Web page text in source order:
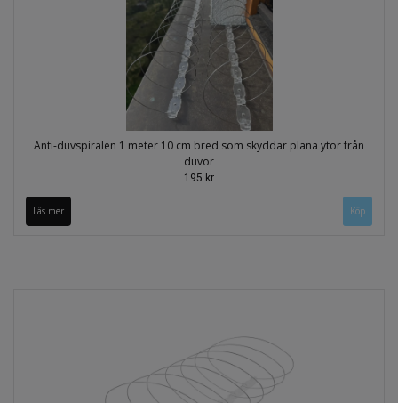
Anti-duvspiralen 1 meter 10 cm bred som skyddar plana ytor från
duvor
195 kr
Läs mer